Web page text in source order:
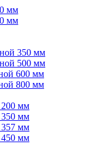
мм
мм
350 мм
500 мм
600 мм
800 мм
200 мм
350 мм
357 мм
450 мм